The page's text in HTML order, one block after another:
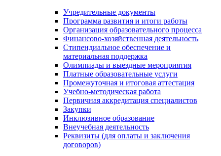
Учредительные документы
Программа развития и итоги работы
Организация образовательного процесса
Финансово-хозяйственная деятельность
Стипендиальное обеспечение и
материальная поддержка
Олимпиады и выездные мероприятия
Платные образовательные услуги
Промежуточная и итоговая аттестация
Учебно-методическая работа
Первичная аккредитация специалистов
Закупки
Инклюзивное образование
Внеучебная деятельность
Реквизиты (для оплаты и заключения
договоров)